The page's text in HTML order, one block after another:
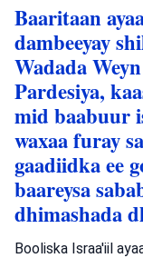
Baaritaan
dambeeyay
Wadada
Pardesiya,
mid baabuur
waxaa furay
gaadiidka ee
baareysa
dhimashada
Booliska Israa'iil